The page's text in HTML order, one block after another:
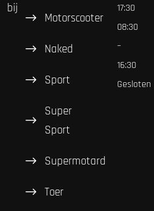
bij
Motorscooter
Naked
Sport
Super
Sport
Supermotard
Toer
17:30
08:30
–
16:30
Gesloten